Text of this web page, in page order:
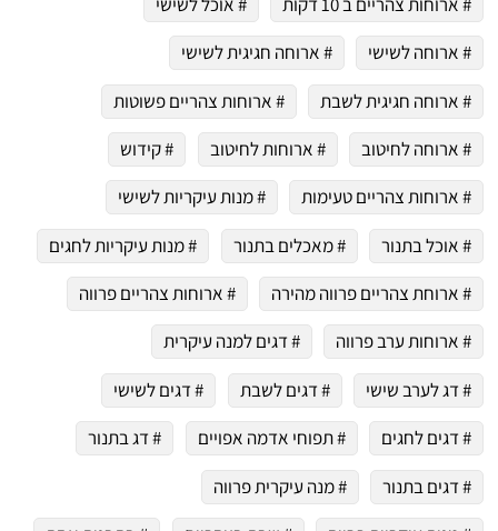
# ארוחה לשישי
# ארוחה חגיגית לשישי
# ארוחה חגיגית לשבת
# ארוחות צהריים פשוטות
# ארוחה לחיטוב
# ארוחות לחיטוב
# קידוש
# ארוחות צהריים טעימות
# מנות עיקריות לשישי
# אוכל בתנור
# מאכלים בתנור
# מנות עיקריות לחגים
# ארוחת צהריים פרווה מהירה
# ארוחות צהריים פרווה
# ארוחות ערב פרווה
# דגים למנה עיקרית
# דג לערב שישי
# דגים לשבת
# דגים לשישי
# דגים לחגים
# תפוחי אדמה אפויים
# דג בתנור
# דגים בתנור
# מנה עיקרית פרווה